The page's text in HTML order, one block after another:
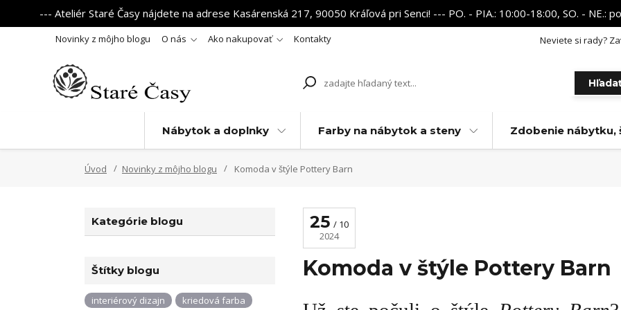
--- Ateliér Staré Časy nájdete na adrese Kasárenská 217, 90050 Kráľová pri Senci! --- PO. - PIA.: 10:00-18:00, SO. -
Novinky z môjho blogu O nás Ako nakupovať Kontakty Neviete si rady?
Nábytok a doplnky Farby na nábytok a steny Zdobenie nábytku,
Úvod Novinky z môjho blogu Komoda v štýle Pottery Barn
Kategórie blogu
Štítky blogu
interiérový dizajn kriedová farba
25
10
2024
Komoda v štýle Pottery Barn